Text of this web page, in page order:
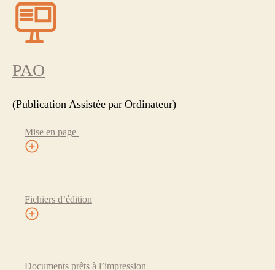
PAO
(Publication Assistée par Ordinateur)
Mise en page
Fichiers d’édition
Documents prêts à l’impression